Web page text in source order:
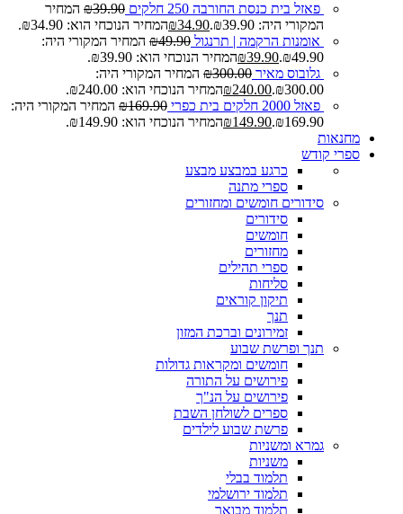
פאזל בית כנסת החורבה 250 חלקים ₪39.90
המחיר
המקורי היה: ₪39.90.
₪34.90
המחיר הנוכחי הוא: ₪34.90.
אומנות הרקמה | תרנגול
₪49.90
המחיר המקורי היה:
₪49.90.
₪39.90
המחיר הנוכחי הוא: ₪39.90.
גלובוס מאיר
₪300.00
המחיר המקורי היה:
₪300.00.
₪240.00
המחיר הנוכחי הוא: ₪240.00.
פאזל 2000 חלקים בית כפרי
₪169.90
המחיר המקורי היה:
₪169.90.
₪149.90
המחיר הנוכחי הוא: ₪149.90.
מחנאות
ספרי קודש
כרגע במבצע מבצע
ספרי מתנה
סידורים חומשים ומחזורים
סידורים
חומשים
מחזורים
ספרי תהילים
סליחות
תיקון קוראים
תנך
זמירונים וברכת המזון
תנך ופרשת שבוע
חומשים ומקראות גדולות
פירושים על התורה
פירושים על הנ"ך
ספרים לשולחן השבת
פרשת שבוע לילדים
גמרא ומשניות
משניות
תלמוד בבלי
תלמוד ירושלמי
תלמוד מבואר